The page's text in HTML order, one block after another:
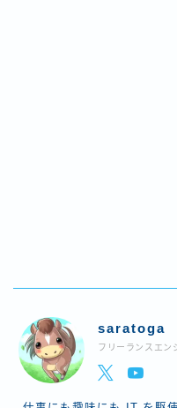
saratoga
フリーランスエン